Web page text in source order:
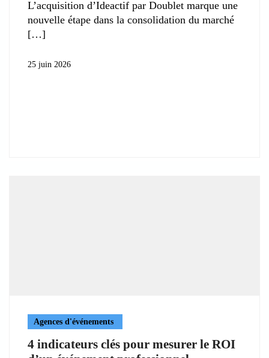
L’acquisition d’Ideactif par Doublet marque une
nouvelle étape dans la consolidation du marché
25 juin 2026
Agences d'événements
4 indicateurs clés pour mesurer le ROI